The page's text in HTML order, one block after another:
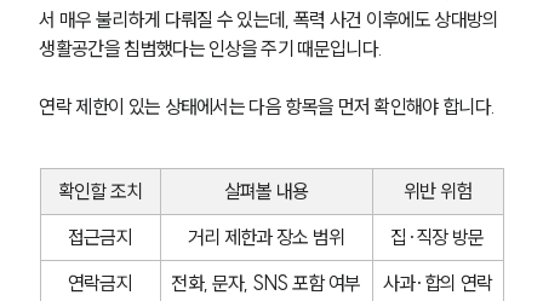
고객의 소리
통합검색
AI대륜
형사 주요 업무사례
사례분석/최신동향
형사 법률정보
법률지식인
형사소송·상담후기
서 매우 불리하게 다뤄질 수 있는데, 폭력 사건 이후에도 상대방의
생활공간을 침범했다는 인상을 주기 때문입니다.
연락 제한이 있는 상태에서는 다음 항목을 먼저 확인해야 합니다.
확인할 조치 살펴볼 내용
위반 위험
접근금지
거리 제한과 장소 범위
집·직장 방문
연락금지
전화, 문자, SNS 포함 여부
사과·합의 연락